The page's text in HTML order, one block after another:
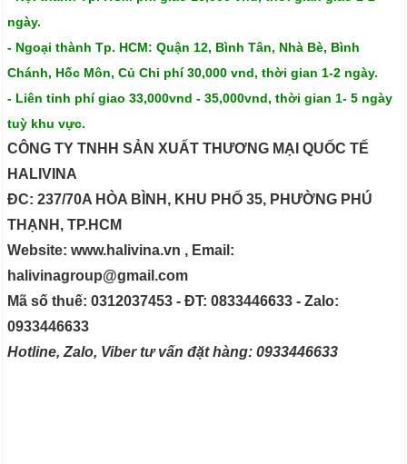
ngày.
- Ngoại thành Tp. HCM: Quận 12, Bình Tân, Nhà Bè, Bình
Chánh, Hốc Môn, Củ Chi phí 30,000 vnd, thời gian 1-2 ngày.
- Liên tỉnh phí giao 33,000vnd - 35,000vnd, thời gian 1- 5 ngày
tuỳ khu vực.
CÔNG TY TNHH SẢN XUẤT THƯƠNG MẠI QUỐC TẾ
HALIVINA
ĐC: 237/70A HÒA BÌNH, KHU PHỐ 35, PHƯỜNG PHÚ
THẠNH, TP.HCM
Website: www.halivina.vn , Email:
halivinagroup@gmail.com
Mã số thuế: 0312037453 - ĐT: 0833446633 - Zalo:
0933446633
Hotline, Zalo, Viber tư vấn đặt hàng: 0933446633